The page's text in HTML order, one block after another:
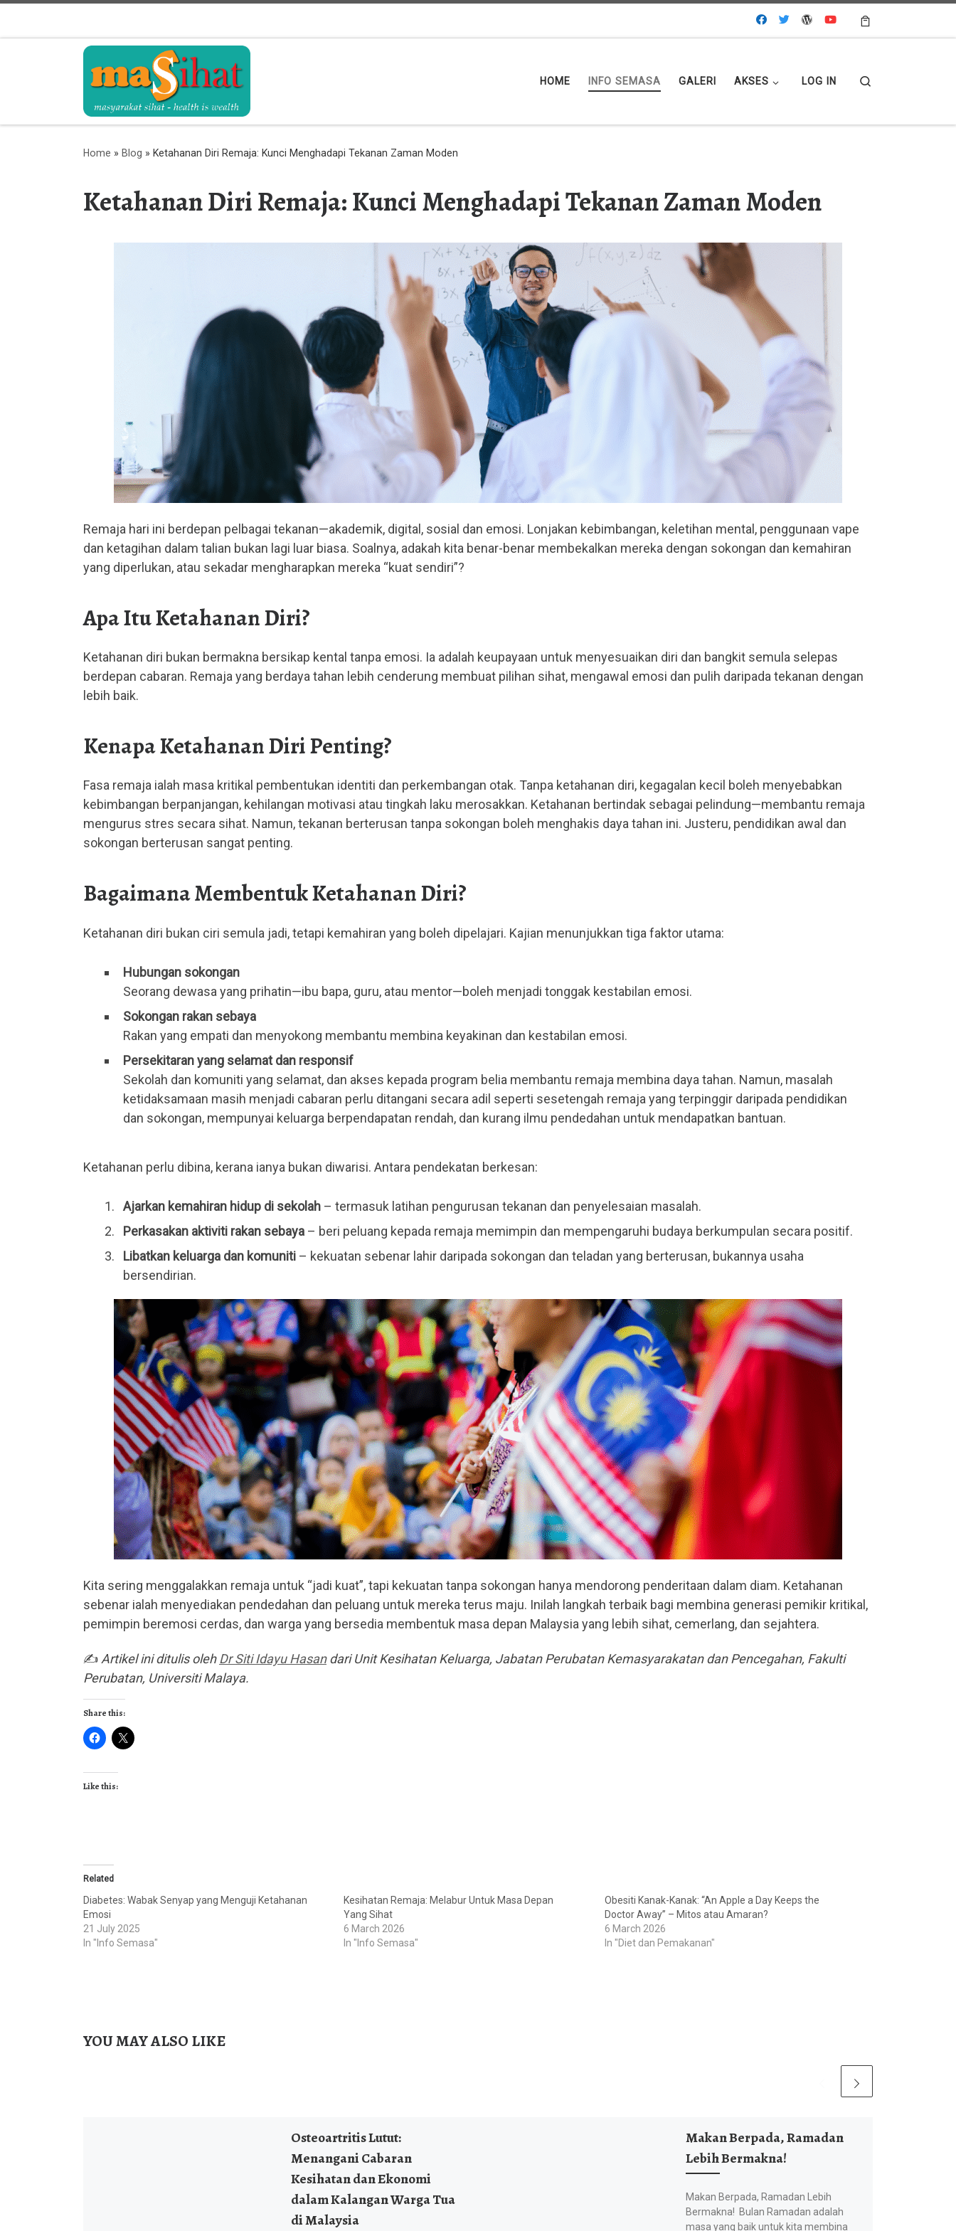
HOME INFO SEMASA GALERI AKSES LOG IN
Home » Blog » Ketahanan Diri Remaja: Kunci Menghadapi Tekanan Zaman Moden
Ketahanan Diri Remaja: Kunci Menghadapi Tekanan Zaman Moden
Remaja hari ini berdepan pelbagai tekanan—akademik, digital, sosial dan emosi. Lonjakan kebimbangan, keletihan mental, penggunaan vape
dan ketagihan dalam talian bukan lagi luar biasa. Soalnya, adakah kita benar-benar membekalkan mereka dengan sokongan dan kemahiran
yang diperlukan, atau sekadar mengharapkan mereka “kuat sendiri”?
Apa Itu Ketahanan Diri?
Ketahanan diri bukan bermakna bersikap kental tanpa emosi. Ia adalah keupayaan untuk menyesuaikan diri dan bangkit semula selepas
berdepan cabaran. Remaja yang berdaya tahan lebih cenderung membuat pilihan sihat, mengawal emosi dan pulih daripada tekanan dengan
lebih baik.
Kenapa Ketahanan Diri Penting?
Fasa remaja ialah masa kritikal pembentukan identiti dan perkembangan otak. Tanpa ketahanan diri, kegagalan kecil boleh menyebabkan
kebimbangan berpanjangan, kehilangan motivasi atau tingkah laku merosakkan. Ketahanan bertindak sebagai pelindung—membantu remaja
mengurus stres secara sihat. Namun, tekanan berterusan tanpa sokongan boleh menghakis daya tahan ini. Justeru, pendidikan awal dan
sokongan berterusan sangat penting.
Bagaimana Membentuk Ketahanan Diri?
Ketahanan diri bukan ciri semula jadi, tetapi kemahiran yang boleh dipelajari. Kajian menunjukkan tiga faktor utama:
Hubungan sokongan
Seorang dewasa yang prihatin—ibu bapa, guru, atau mentor—boleh menjadi tonggak kestabilan emosi.
Sokongan rakan sebaya
Rakan yang empati dan menyokong membantu membina keyakinan dan kestabilan emosi.
Persekitaran yang selamat dan responsif
Sekolah dan komuniti yang selamat, dan akses kepada program belia membantu remaja membina daya tahan. Namun, masalah
ketidaksamaan masih menjadi cabaran perlu ditangani secara adil seperti sesetengah remaja yang terpinggir daripada pendidikan
dan sokongan, mempunyai keluarga berpendapatan rendah, dan kurang ilmu pendedahan untuk mendapatkan bantuan.
Ketahanan perlu dibina, kerana ianya bukan diwarisi. Antara pendekatan berkesan:
Ajarkan kemahiran hidup di sekolah – termasuk latihan pengurusan tekanan dan penyelesaian masalah.
Perkasakan aktiviti rakan sebaya – beri peluang kepada remaja memimpin dan mempengaruhi budaya berkumpulan secara positif.
Libatkan keluarga dan komuniti – kekuatan sebenar lahir daripada sokongan dan teladan yang berterusan, bukannya usaha
bersendirian.
Kita sering menggalakkan remaja untuk “jadi kuat”, tapi kekuatan tanpa sokongan hanya mendorong penderitaan dalam diam. Ketahanan
sebenar ialah menyediakan pendedahan dan peluang untuk mereka terus maju. Inilah langkah terbaik bagi membina generasi pemikir kritikal,
pemimpin beremosi cerdas, dan warga yang bersedia membentuk masa depan Malaysia yang lebih sihat, cemerlang, dan sejahtera.
✍Artikel ini ditulis olehDr Siti Idayu Hasandari Unit Kesihatan Keluarga, Jabatan Perubatan Kemasyarakatan dan Pencegahan, Fakulti
Perubatan, Universiti Malaya.
Share this:
Like this:
Related
Diabetes: Wabak Senyap yang Menguji Ketahanan
Emosi
21 July 2025
In "Info Semasa"
Kesihatan Remaja: Melabur Untuk Masa Depan
Yang Sihat
6 March 2026
In "Info Semasa"
Obesiti Kanak-Kanak: “An Apple a Day Keeps the
Doctor Away” – Mitos atau Amaran?
6 March 2026
In "Diet dan Pemakanan"
YOU MAY ALSO LIKE
Osteoartritis Lutut:
Menangani Cabaran
Kesihatan dan Ekonomi
dalam Kalangan Warga Tua
di Malaysia
Makan Berpada, Ramadan
Lebih Bermakna!
Makan Berpada, Ramadan Lebih
Bermakna! Bulan Ramadan adalah
masa yang baik untuk kita membina